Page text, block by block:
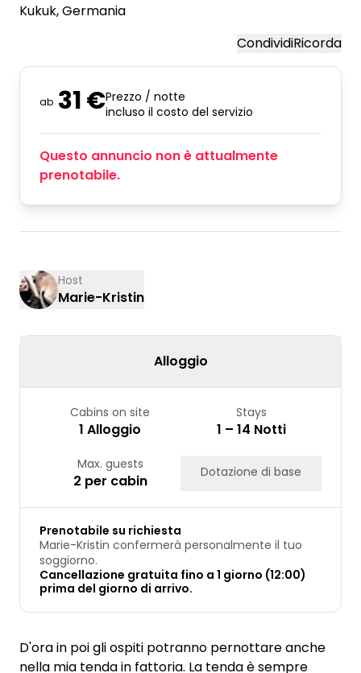
Kukuk, Germania
CondividiRicorda
ab 31 €Prezzo / notte
incluso il costo del servizio
Questo annuncio non è attualmente
prenotabile.
Host
Marie-Kristin
Alloggio
Cabins on site
1 Alloggio
Stays
1 – 14 Notti
Max. guests
2 per cabin Dotazione di base
Prenotabile su richiesta
Marie-Kristin confermerà personalmente il tuo
soggiorno.
Cancellazione gratuita fino a 1 giorno (12:00)
prima del giorno di arrivo.
D'ora in poi gli ospiti potranno pernottare anche
nella mia tenda in fattoria. La tenda è sempre